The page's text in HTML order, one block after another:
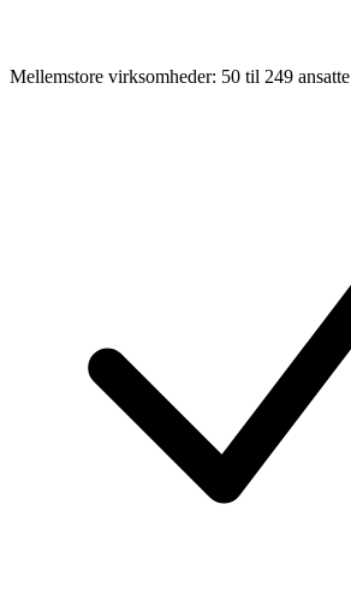
Mellemstore virksomheder: 50 til 249 ansatte